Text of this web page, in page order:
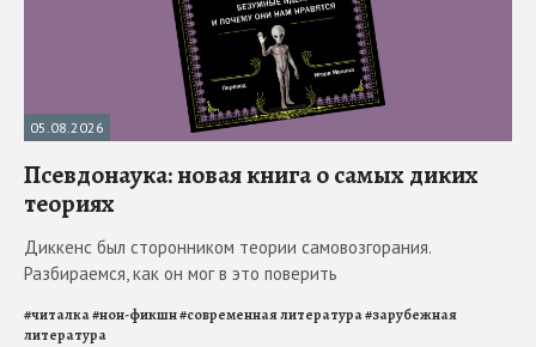
05.08.2026
Псевдонаука: новая книга о самых диких
теориях
Диккенс был сторонником теории самовозгорания.
Разбираемся, как он мог в это поверить
#читалка#нон-фикшн#современная литература#зарубежная
литература